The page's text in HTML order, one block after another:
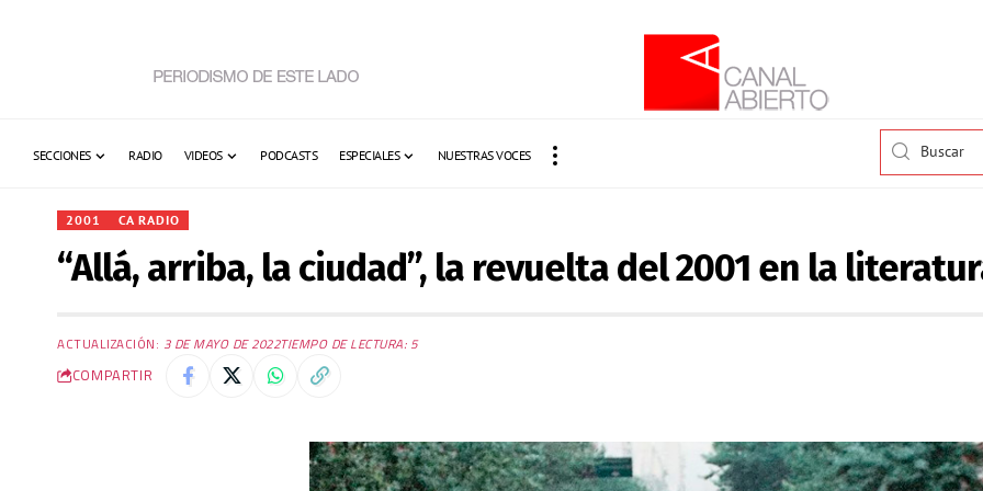
SECCIONES RADIO VIDEOS PODCASTS ESPECIALES NUESTRAS VOCES
2001 CA RADIO
“Allá, arriba, la ciudad”, la revuelta del 2001 en la
ACTUALIZACIÓN: 3 DE MAYO DE 2022TIEMPO DE LECTURA: 5
COMPARTIR